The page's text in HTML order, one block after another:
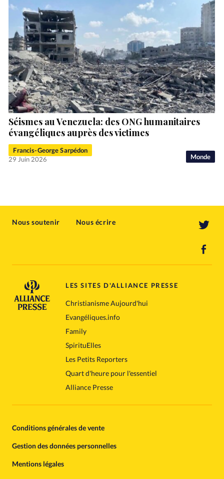
Monde
Séismes au Venezuela: des ONG humanitaires
évangéliques auprès des victimes
Francis-George Sarpédon
29 Juin 2026
Nous soutenir Nous écrire
LES SITES D'ALLIANCE PRESSE
Christianisme Aujourd'hui
Evangéliques.info
Family
SpirituElles
Les Petits Reporters
Quart d'heure pour l'essentiel
Alliance Presse
Conditions générales de vente
Gestion des données personnelles
Mentions légales